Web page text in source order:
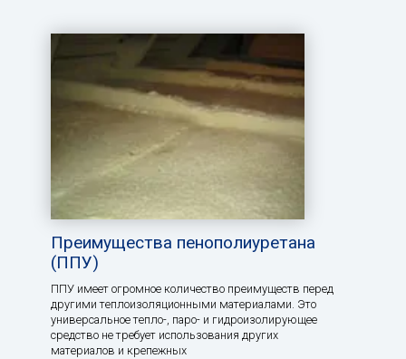
Преимущества пенополиуретана
(ППУ)
ППУ имеет огромное количество преимуществ перед
другими теплоизоляционными материалами. Это
универсальное тепло-, паро- и гидроизолирующее
средство не требует использования других
материалов и крепежных